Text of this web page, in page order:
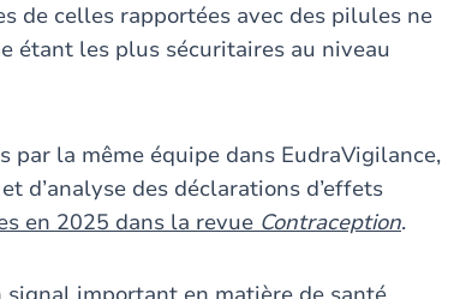
de celles rapportées avec des pilules ne
étant les plus sécuritaires au niveau
par la même équipe dans EudraVigilance,
d’analyse des déclarations d’effets
en 2025 dans la revue Contraception.